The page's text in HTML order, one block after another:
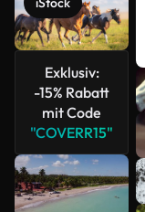
Exklusiv:
-15% Rabatt
mit Code
"COVERR15"